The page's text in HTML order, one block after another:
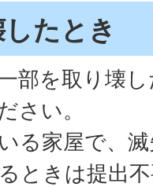
たとき
部を取り壊
さい。
る家屋で、
ときは提出